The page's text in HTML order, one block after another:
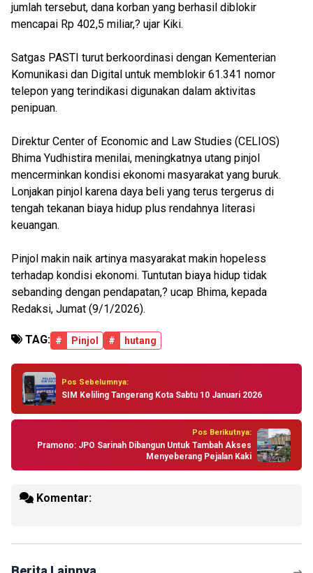
jumlah tersebut, dana korban yang berhasil diblokir
mencapai Rp 402,5 miliar,? ujar Kiki.
Satgas PASTI turut berkoordinasi dengan Kementerian
Komunikasi dan Digital untuk memblokir 61.341 nomor
telepon yang terindikasi digunakan dalam aktivitas
penipuan.
Direktur Center of Economic and Law Studies (CELIOS)
Bhima Yudhistira menilai, meningkatnya utang pinjol
mencerminkan kondisi ekonomi masyarakat yang buruk.
Lonjakan pinjol karena daya beli yang terus tergerus di
tengah tekanan biaya hidup plus rendahnya literasi
keuangan.
Pinjol makin naik artinya masyarakat makin hopeless
terhadap kondisi ekonomi. Tuntutan biaya hidup tidak
sebanding dengan pendapatan,? ucap Bhima, kepada
Redaksi, Jumat (9/1/2026).
TAG: # Pinjol # hutang
Pos Sebelumnya:
SIM Keliling Tangerang Kota Sabtu 10 Januari 2026
Pos Berikutnya:
Pramono: JPO Sarinah Dibangun Untuk Tambah Akses
Menyeberang Pejalan Kaki
Komentar: